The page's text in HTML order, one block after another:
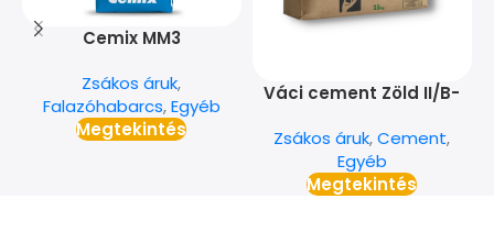
Cemix MM3
Zsákos áruk,
Falazóhabarcs,Egyéb
Megtekintés
Váci cement Zöld II/B-
Zsákos áruk,Cement,
Egyéb
Megtekintés